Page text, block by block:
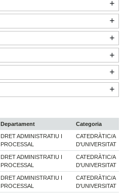
Departament
Categoria
DRET ADMINISTRATIU I
PROCESSAL
CATEDRÀTIC/A
D'UNIVERSITAT
DRET ADMINISTRATIU I
PROCESSAL
CATEDRÀTIC/A
D'UNIVERSITAT
DRET ADMINISTRATIU I
PROCESSAL
CATEDRÀTIC/A
D'UNIVERSITAT